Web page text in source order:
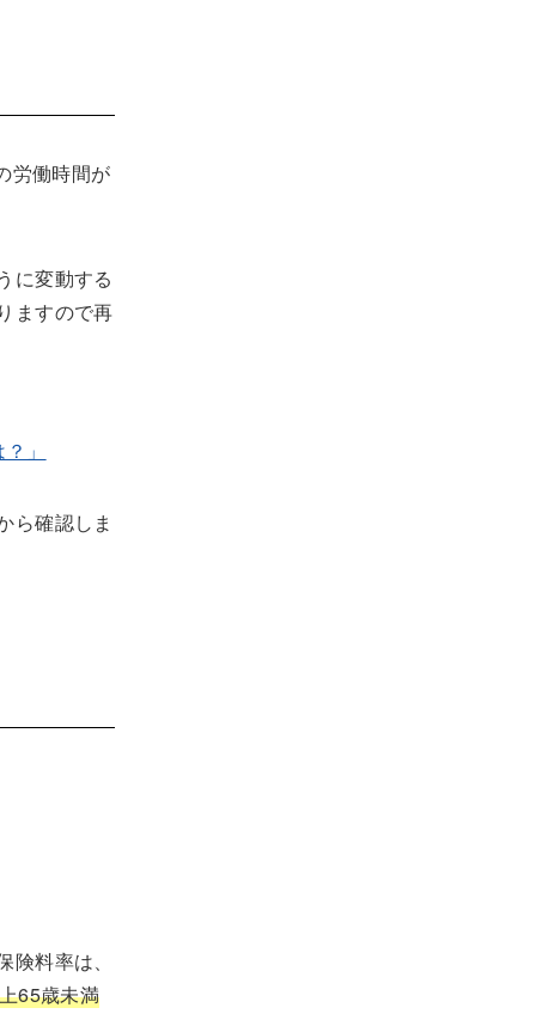
労働時間が
に変動する
ますので再
」
ら確認しま
料率は、
65歳未満